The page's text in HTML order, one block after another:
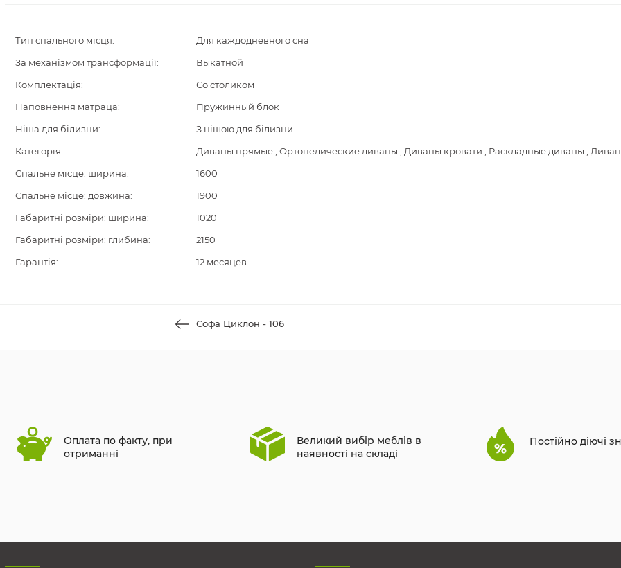
Тип спального місця:
Для каждодневного сна
За механізмом трансформації:
Выкатной
Комплектація:
Со столиком
Наповнення матраца:
Пружинный блок
Ніша для білизни:
З нішою для білизни
Категорія:
Диваны прямые , Ортопедические диваны , Диваны кровати , Раскладные диваны ,
Спальне місце: ширина:
1600
Спальне місце: довжина:
1900
Габаритні розміри: ширина:
1020
Габаритні розміри: глибина:
2150
Гарантія:
12 месяцев
Софа Циклон - 106
Оплата по факту, при
отриманні
Великий вибір меблів в
наявності на складі
Постійно діючі